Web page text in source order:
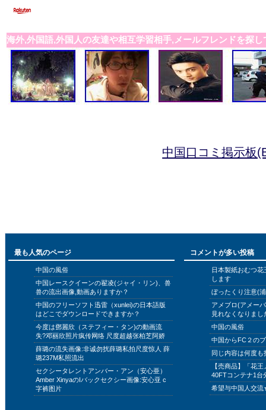
海外,外国語,外国人の友達や相互学習相手,メールフレンドを探し
中国口コミ掲示板
最も人気のページ
中国の風俗
中国レースクイーンの翟凌(ジャイ・リン)、兽
兽の流出画像,動画ありますか？
中国のフリーソフト迅雷（xunlei)の日本語版
はどこでダウンロードできますか？
今度は鄧麗欣（ステフィー・タン)の動画流
失?邓丽欣照片疯传网络 尺度超越张柏芝阿娇
薛璐の流失画像:非诚勿扰薛璐私拍尺度惊人 薛
璐237M私照流出
セクシータレントアンバー・アン（安心亜）
Amber XinyaのIバックセクシー画像:安心亚 c
字裤图片
コメントが多い投稿
日本製紙おむつ
します
ぼったくり注意(
アメブロ(アメー
見れなくなりまし
中国の風俗
中国からFC２の
同じ内容は何度
【売商品】「花
40FTコンテナ1台
希望与中国人交